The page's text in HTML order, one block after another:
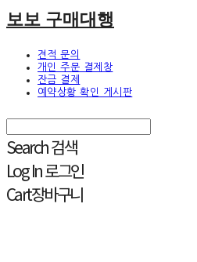
보보 구매대행
견적 문의
개인 주문 결제창
잔금 결제
예약상황 확인 게시판
Search검색
Log In로그인
Cart장바구니